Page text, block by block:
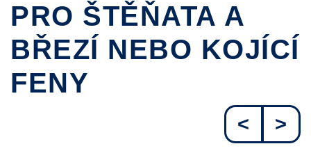
PRO ŠTĚŇATA A
BŘEZÍ NEBO KOJÍCÍ
FENY
< >